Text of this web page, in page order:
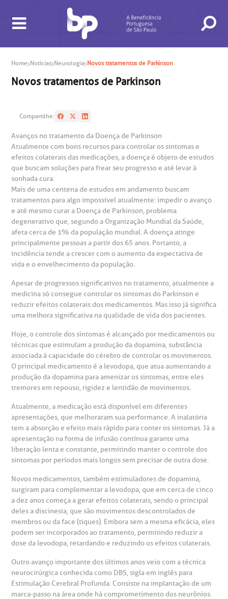
de consultas e exames
in antecipado
de exames
SAC
A BP conta com você para melhorar sempre a qualidade do
atendimento e dos serviços prestados.
A Ouvidoria e SAC são canais para você, cliente da BP, tirar
suas dúvidas, registrar suas reclamações ou fazer elogios
relacionados ao nosso atendimento e aos nossos serviços.
Horário de atendimento: 2ª a 6ª feira das 7h às 18h
ouvidoria@bp.org.br
Fale Conosco
Hospital BP
Saiba mais
Endereço:
Rua Maestro Cardim, 769
CEP: 01323-001 | Bela Vista
São Paulo - SP
BP Mirante
Saiba mais
Endereço:
R. Martiniano de Carvalho, 965
e Pesquisa
do médico
de conduta
Financeiras
social da BP
corporativa
social
a BP
Conosco
de Benchmarking
Telemedicina BP
Teleinterconsulta
Centro de Doenças Autoimunes
de atendimento
de Infarto SUS
socorro
de cópia de prontuário médico
de orçamento particular
de veracidade de atestado
atendimento
Cirurgia
frequentes
de Oncologia e Hematologia
de Excelência em Neurologia e
de Excelência em Ortopedia
especialidades
Home Notícias Neurologia Novos tratamentos de Parkinson
Novos tratamentos de Parkinson
Compartilhe:
Avanços no tratamento da Doença de Parkinson
Atualmente com bons recursos para controlar os sintomas e
efeitos colaterais das medicações, a doença é objeto de estudos
que buscam soluções para frear seu progresso e até levar à
sonhada cura.
Mais de uma centena de estudos em andamento buscam
tratamentos para algo impossível atualmente: impedir o avanço
e até mesmo curar a Doença de Parkinson, problema
degenerativo que, segundo a Organização Mundial da Saúde,
afeta cerca de 1% da população mundial. A doença atinge
principalmente pessoas a partir dos 65 anos. Portanto, a
incidência tende a crescer com o aumento da expectativa de
vida e o envelhecimento da população.
Apesar de progressos significativos no tratamento, atualmente a
medicina só consegue controlar os sintomas do Parkinson e
reduzir efeitos colaterais dos medicamentos. Mas isso já significa
uma melhora significativa na qualidade de vida dos pacientes.
Hoje, o controle dos sintomas é alcançado por medicamentos ou
técnicas que estimulam a produção da dopamina, substância
associada à capacidade do cérebro de controlar os movimentos.
O principal medicamento é a levodopa, que atua aumentando a
produção da dopamina para amenizar os sintomas, entre eles
tremores em repouso, rigidez e lentidão de movimentos.
Atualmente, a medicação está disponível em diferentes
apresentações, que melhoraram sua performance. A inalatória
tem a absorção e efeito mais rápido para conter os sintomas. Já a
apresentação na forma de infusão contínua garante uma
liberação lenta e constante, permitindo manter o controle dos
sintomas por períodos mais longos sem precisar de outra dose.
Novos medicamentos, também estimuladores de dopamina,
surgiram para complementar a levodopa, que em cerca de cinco
a dez anos começa a gerar efeitos colaterais, sendo o principal
deles a discinesia, que são movimentos descontrolados de
membros ou da face (tiques). Embora sem a mesma eficácia, eles
podem ser incorporados ao tratamento, permitindo reduzir a
dose da levodopa, retardando e reduzindo os efeitos colaterais.
Outro avanço importante dos últimos anos veio com a técnica
neurocirúrgica conhecida como DBS, sigla em inglês para
Estimulação Cerebral Profunda. Consiste na implantação de um
marca-passo na área onde há comprometimento dos neurônios.